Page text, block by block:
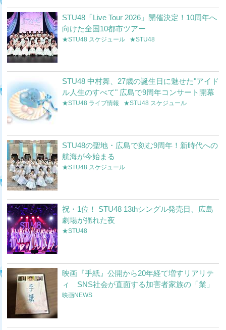
STU48「Live Tour 2026」開催決定！10周年へ
向けた全国10都市ツアー
★STU48 スケジュール ★STU48
STU48 中村舞、27歳の誕生日に魅せた"アイド
ル人生のすべて" 広島で9周年コンサート開幕
★STU48 ライブ情報 ★STU48 スケジュール
STU48の聖地・広島で刻む9周年！新時代への
航海が今始まる
★STU48 スケジュール
祝・1位！ STU48 13thシングル発売日、広島
劇場が揺れた夜
★STU48
映画『手紙』公開から20年経て増すリアリテ
ィ SNS社会が直面する加害者家族の「業」
映画NEWS